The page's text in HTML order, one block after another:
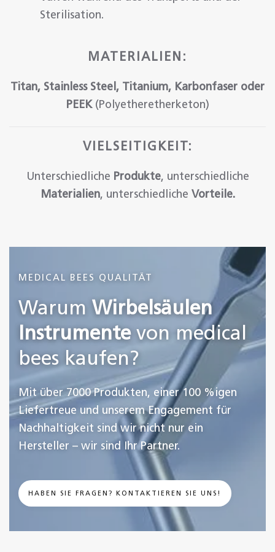
Sterilisation.
MATERIALIEN:
Titan, Stainless Steel, Titanium, Karbonfaser oder
PEEK (Polyetheretherketon)
VIELSEITIGKEIT:
Unterschiedliche Produkte, unterschiedliche
Materialien, unterschiedliche Vorteile.
MEDICAL BEES QUALITÄT
Warum Wirbelsäulen
Instrumentevon medical
bees kaufen?
Mit über 7000 Produkten, einer 100 %igen
Liefertreue und unserem Engagement für
Nachhaltigkeit sind wir nicht nur ein
Hersteller – wir sind Ihr Partner.
HABEN SIE FRAGEN? KONTAKTIEREN SIE UNS!